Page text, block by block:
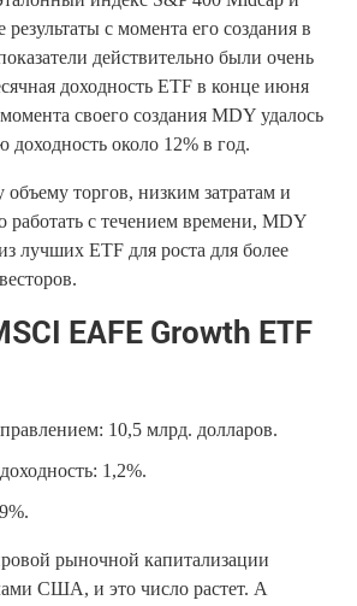
с момента его создания в
действительно были очень
доходность ETF в конце июня
своего создания MDY удалось
доходность около 12% в год.
объему торгов, низким затратам и
работать с течением времени, MDY
лучших ETF для роста для более
EAFE Growth ETF
10,5 млрд. долларов.
1,2%.
рыночной капитализации
США, и это число растет. А